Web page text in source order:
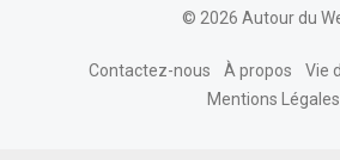
© 2026 Autour du
Contactez-nous À propos Vie
Mentions Légales